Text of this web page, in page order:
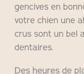
gencives en
votre chien une
crus sont un bel
dentaires.
Des heures de